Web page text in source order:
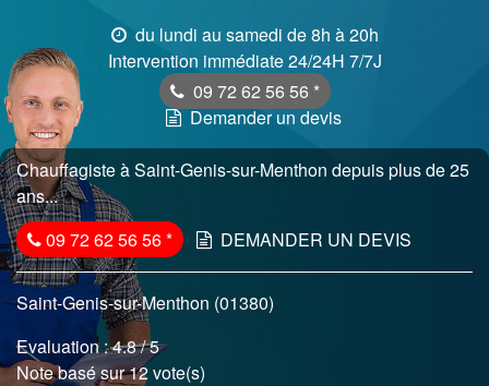
du lundi au samedi de 8h à 20h
Intervention immédiate 24/24H 7/7J
09 72 62 56 56 *
Demander un devis
Chauffagiste à Saint-Genis-sur-Menthon depuis plus de 25
ans...
09 72 62 56 56* DEMANDER UN DEVIS
Saint-Genis-sur-Menthon (01380)
Evaluation :4.8/ 5
Note basé sur 12 vote(s)